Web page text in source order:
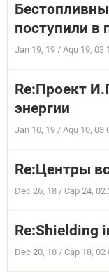
поступили в
Jan 19, 19 / Aqu 19, 03
Re:Проект
энергии
Jan 10, 19 / Aqu 10, 03
Re:Центры
Dec 26, 18 / Cap 24, 02
Re:Shielding
Dec 20, 18 / Cap 18, 02